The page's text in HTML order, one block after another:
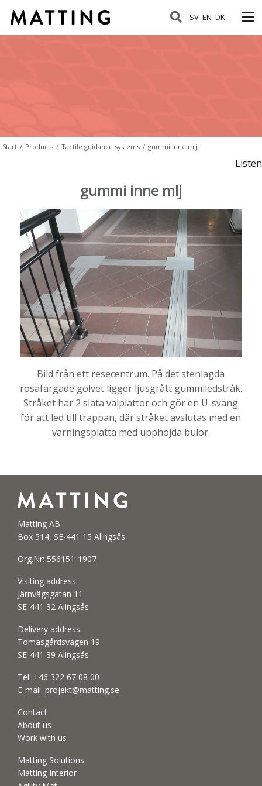
SV EN DK
Start / Products / Tactile guidance systems / gummi inne mlj
Listen
gummi inne mlj
Bild från ett resecentrum. På det stenlagda
rosafärgade golvet ligger ljusgrått gummiledstråk.
Stråket har 2 släta valplattor och gör en U-sväng
för att led till trappan, där stråket avslutas med en
varningsplatta med upphöjda bulor.
Matting AB
Box 514, SE-441 15 Alingsås
Org.Nr: 556151-1907
Visiting address:
Järnvägsgatan 11
SE-441 32 Alingsås
Delivery address:
Tomasgårdsvägen 19
SE-441 39 Alingsås
Tel: +46 322 67 08 00
E-mail: projekt@matting.se
Contact
About us
Work with us
Matting Solutions
Matting Interior